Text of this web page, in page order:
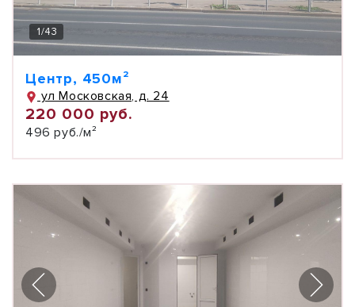
1/43
Центр, 450м²
ул Московская, д. 24
220 000 руб.
496 руб./м²